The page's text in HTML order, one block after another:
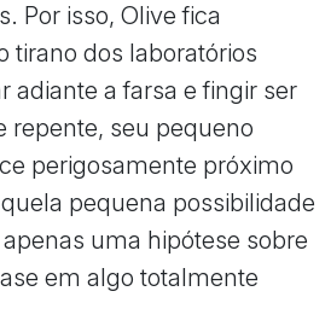
Por isso, Olive fica
tirano dos laboratórios
adiante a farsa e fingir ser
repente, seu pequeno
perigosamente próximo
pequena possibilidade
uma hipótese sobre
em algo totalmente